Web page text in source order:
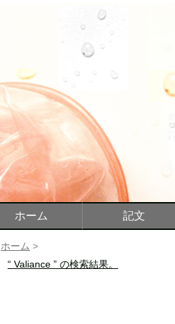
ホーム 記文
ホーム >
“ Valiance ” の検索結果。